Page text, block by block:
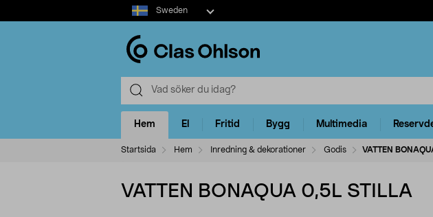
Select
market
Sweden
Hem El Fritid Bygg Multimedia
Startsida Hem Inredning & dekorationer Godis VATTEN
VATTEN BONAQUA 0,5L STILLA